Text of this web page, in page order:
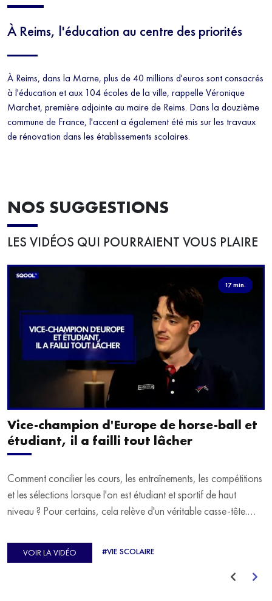
À Reims, l'éducation au centre des priorités
À Reims, dans la Marne, plus de 40 millions d'euros sont consacrés
à l'éducation et aux 104 écoles de la ville, rappelle Véronique
Marchet, première adjointe au maire de Reims. Dans la douzième
commune de France, l'accent a également été mis sur les travaux
de rénovation dans les établissements scolaires.
NOS SUGGESTIONS
LES VIDÉOS QUI POURRAIENT VOUS PLAIRE
17 min.
Vice-champion d'Europe de horse-ball et
étudiant, il a failli tout lâcher
Comment concilier les cours, les entraînements, les compétitions
et les sélections lorsque l'on est étudiant et sportif de haut
niveau ? Pour certains, cela relève d'un véritable casse-tête.
d'Europe de Horse-ball, qui a failli abandonner ses études
avant de trouver un nouvel équilibre.
VOIR LA VIDÉO #VIE SCOLAIRE